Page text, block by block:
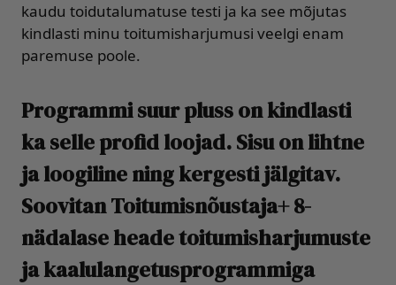
kaudu toidutalumatuse testi ja ka see mõjutas
kindlasti minu toitumisharjumusi veelgi enam
paremuse poole.
Programmi suur pluss on kindlasti
ka selle profid loojad. Sisu on lihtne
ja loogiline ning kergesti jälgitav.
Soovitan Toitumisnõustaja+ 8-
nädalase heade toitumisharjumuste
ja kaalulangetusprogrammiga